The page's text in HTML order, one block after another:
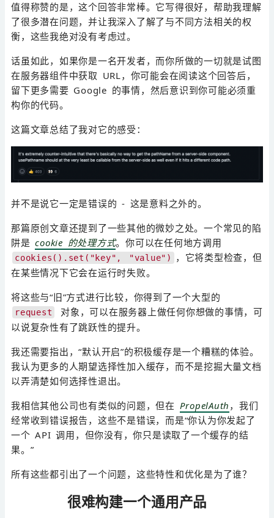
值得称赞的是，这个回答非常棒。它写得很好，帮助我理解
了很多潜在问题，并让我深入了解了与不同方法相关的权
衡，这些我绝对没有考虑过。
话虽如此，如果你是一名开发者，而你所做的一切就是试图
在服务器组件中获取 URL，你可能会在阅读这个回答后，
留下更多需要 Google 的事情，然后意识到你可能必须重
构你的代码。
这篇文章总结了我对它的感受：
并不是说它一定是错误的 - 这是意料之外的。
那篇原创文章还提到了一些其他的微妙之处。一个常见的陷
阱是cookie 的处理方式。你可以在任何地方调用
cookies().set("key", "value")
，它将类型检查，但
在某些情况下它会在运行时失败。
将这些与“旧”方式进行比较，你得到了一个大型的
request
对象，可以在服务器上做任何你想做的事情，可
以说复杂性有了跳跃性的提升。
我还需要指出，“默认开启”的积极缓存是一个糟糕的体验。
我认为更多的人期望选择性加入缓存，而不是挖掘大量文档
以弄清楚如何选择性退出。
我相信其他公司也有类似的问题，但在 PropelAuth ，我们
经常收到错误报告，这些不是错误，而是“你认为你发起了
一个 API 调用，但你没有，你只是读取了一个缓存的结
果。”
所有这些都引出了一个问题，这些特性和优化是为了谁？
很难构建一个通用产品